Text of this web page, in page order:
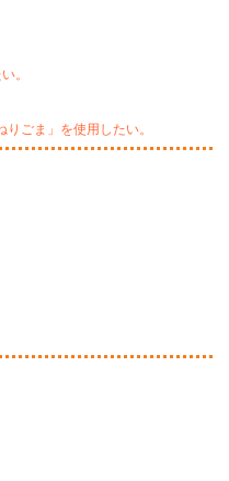
。
ごま」を使用したい。